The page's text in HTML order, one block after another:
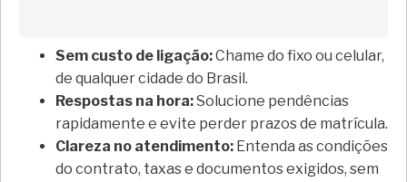
Sem custo de ligação:Chame do fixo ou celular,
de qualquer cidade do Brasil.
Respostas na hora:Solucione pendências
rapidamente e evite perder prazos de matrícula.
Clareza no atendimento: Entenda as condições
do contrato, taxas e documentos exigidos, sem